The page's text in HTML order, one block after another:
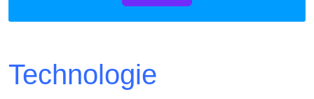
Technologie